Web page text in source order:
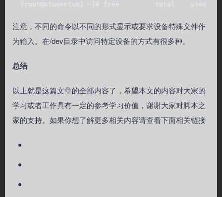
[root@studentvm1 ~]# free         total    used
注意，不同的命令以不同的形式显示或要求设备特殊文件作
为输入。在/dev目录中访问特定设备的方式有很多种。
总结
以上就是这篇文章的全部内容了，希望本文的内容对大家的
学习或者工作具有一定的参考学习价值，谢谢大家对脚本之
家的支持。如果你想了解更多相关内容请查看下面相关链接